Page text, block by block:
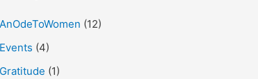
AnOdeToWomen (12)
Events (4)
Gratitude (1)